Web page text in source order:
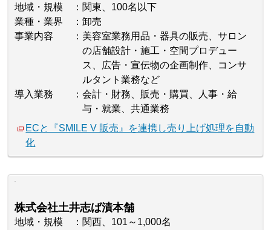
地域・規模
関東、100名以下
業種・業界
卸売
事業内容
美容室業務用品・器具の販売、サロン
の店舗設計・施工・空間プロデュー
ス、広告・宣伝物の企画制作、コンサ
ルタント業務など
導入業務
会計・財務、販売・購買、人事・給
与・就業、共通業務
ECと『SMILE V 販売』を連携し売り上げ処理を自動
化
株式会社土井志ば漬本舗
地域・規模
関西、101～1,000名